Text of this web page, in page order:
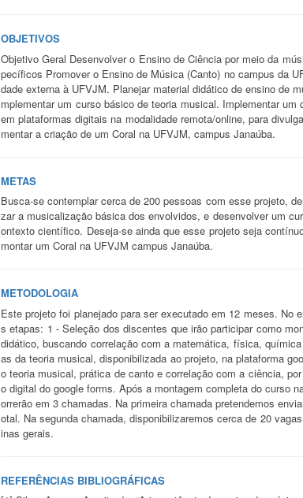
OBJETIVOS
Objetivo Geral Desenvolver o Ensino de Ciência por meio da
pecíficos Promover o Ensino de Música (Canto) no campus da
dade externa à UFVJM. Planejar material didático de ensino de
mplementar um curso básico de teoria musical. Implementar
em plataformas digitais na modalidade remota/online, para
mentar a criação de um Coral na UFVJM, campus Janaúba.
METAS
Busca-se contemplar cerca de 200 pessoas com esse projeto,
zar a musicalização básica dos envolvidos, e desenvolver um
ontexto científico. Deseja-se ainda que esse projeto seja
montar um Coral na UFVJM campus Janaúba.
METODOLOGIA
Este projeto foi planejado para ser executado em 12 meses.
s etapas: 1 - Seleção dos discentes que irão participar como
didático, buscando correlação com a matemática, física,
as da teoria musical, disponibilizada ao projeto, na plataforma
o teoria musical, prática de canto e correlação com a ciência,
o digital do google forms. Após a montagem completa do curso
orrerão em 3 chamadas. Na primeira chamada pretendemos
otal. Na segunda chamada, disponibilizaremos cerca de 20
inas gerais.
REFERÊNCIAS BIBLIOGRÁFICAS